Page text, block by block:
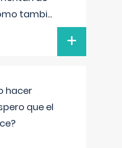
tambi...
+
hacer
que el